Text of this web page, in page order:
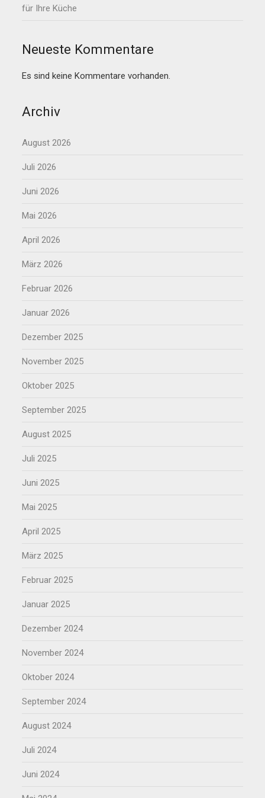
für Ihre Küche
Neueste Kommentare
Es sind keine Kommentare vorhanden.
Archiv
August 2026
Juli 2026
Juni 2026
Mai 2026
April 2026
März 2026
Februar 2026
Januar 2026
Dezember 2025
November 2025
Oktober 2025
September 2025
August 2025
Juli 2025
Juni 2025
Mai 2025
April 2025
März 2025
Februar 2025
Januar 2025
Dezember 2024
November 2024
Oktober 2024
September 2024
August 2024
Juli 2024
Juni 2024